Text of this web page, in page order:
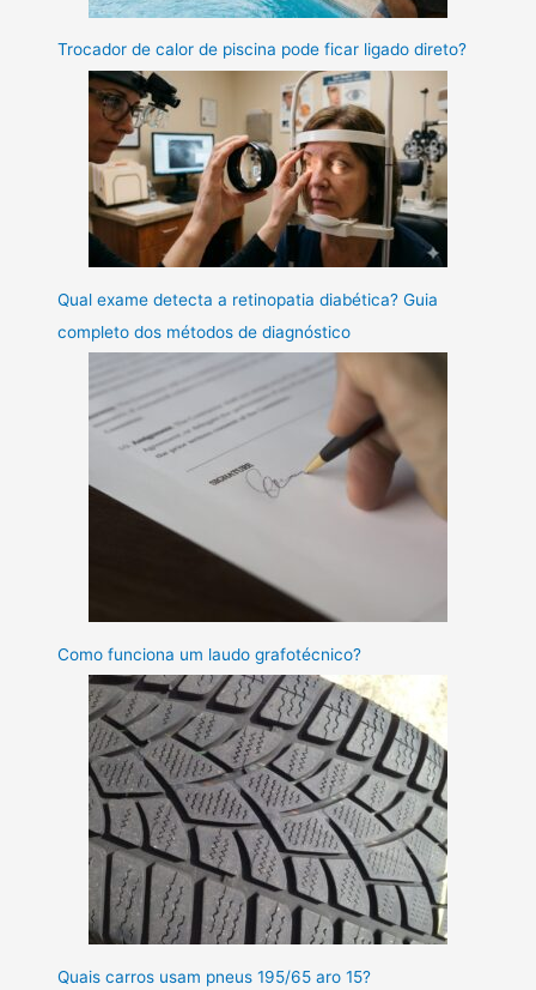
Trocador de calor de piscina pode ficar ligado direto?
Qual exame detecta a retinopatia diabética? Guia
completo dos métodos de diagnóstico
Como funciona um laudo grafotécnico?
Quais carros usam pneus 195/65 aro 15?